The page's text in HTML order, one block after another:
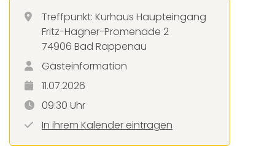
Treffpunkt: Kurhaus Haupteingang
Fritz-Hagner-Promenade 2
74906 Bad Rappenau
Gästeinformation
11.07.2026
09:30 Uhr
In ihrem Kalender eintragen